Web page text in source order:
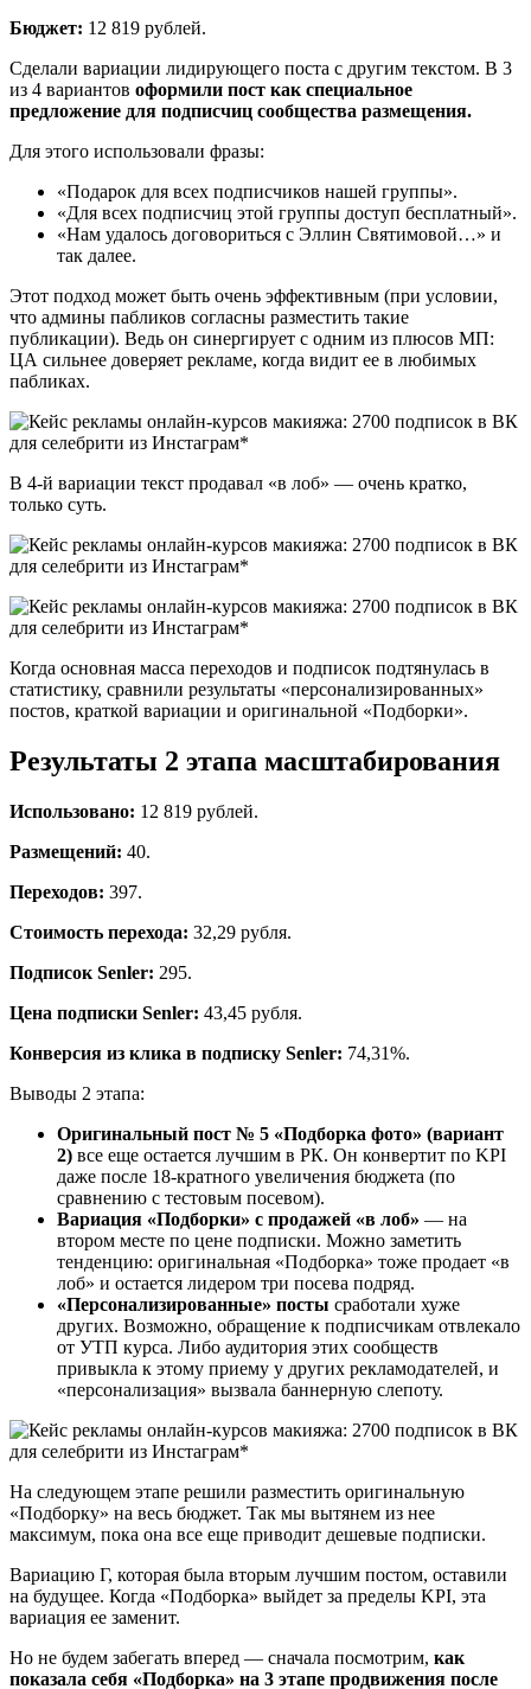
Бюджет: 12 819 рублей.
Сделали вариации лидирующего поста с другим текстом. В 3
из 4 вариантов оформили пост как специальное
предложение для подписчиц сообщества размещения.
Для этого использовали фразы:
«Подарок для всех подписчиков нашей группы».
«Для всех подписчиц этой группы доступ бесплатный».
«Нам удалось договориться с Эллин Святимовой…» и
так далее.
Этот подход может быть очень эффективным (при условии,
что админы пабликов согласны разместить такие
публикации). Ведь он синергирует с одним из плюсов МП:
ЦА сильнее доверяет рекламе, когда видит ее в любимых
пабликах.
В 4-й вариации текст продавал «в лоб» — очень кратко,
только суть.
Когда основная масса переходов и подписок подтянулась в
статистику, сравнили результаты «персонализированных»
постов, краткой вариации и оригинальной «Подборки».
Результаты 2 этапа масштабирования
Использовано: 12 819 рублей.
Размещений: 40.
Переходов: 397.
Стоимость перехода: 32,29 рубля.
Подписок Senler: 295.
Цена подписки Senler: 43,45 рубля.
Конверсия из клика в подписку Senler: 74,31%.
Выводы 2 этапа:
Оригинальный пост № 5 «Подборка фото» (вариант
2) все еще остается лучшим в РК. Он конвертит по KPI
даже после 18-кратного увеличения бюджета (по
сравнению с тестовым посевом).
Вариация «Подборки» с продажей «в лоб» — на
втором месте по цене подписки. Можно заметить
тенденцию: оригинальная «Подборка» тоже продает «в
лоб» и остается лидером три посева подряд.
«Персонализированные» посты сработали хуже
других. Возможно, обращение к подписчикам отвлекало
от УТП курса. Либо аудитория этих сообществ
привыкла к этому приему у других рекламодателей, и
«персонализация» вызвала баннерную слепоту.
На следующем этапе решили разместить оригинальную
«Подборку» на весь бюджет. Так мы вытянем из нее
максимум, пока она все еще приводит дешевые подписки.
Вариацию Г, которая была вторым лучшим постом, оставили
на будущее. Когда «Подборка» выйдет за пределы KPI, эта
вариация ее заменит.
Но не будем забегать вперед — сначала посмотрим, как
показала себя «Подборка» на 3 этапе продвижения после